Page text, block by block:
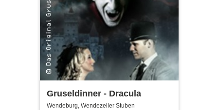
Gruseldinner - Dracula
Wendeburg, Wendezeller Stuben